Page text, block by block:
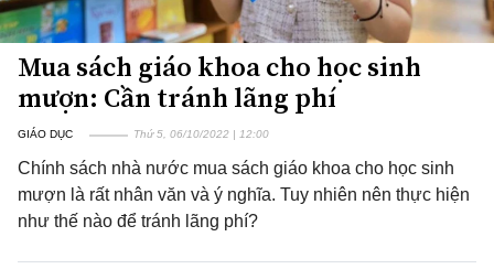
Mua sách giáo khoa cho học sinh
mượn: Cần tránh lãng phí
GIÁO DỤC Thứ 5, 06/10/2022 | 12:00
Chính sách nhà nước mua sách giáo khoa cho học sinh
mượn là rất nhân văn và ý nghĩa. Tuy nhiên nên thực hiện
như thế nào để tránh lãng phí?